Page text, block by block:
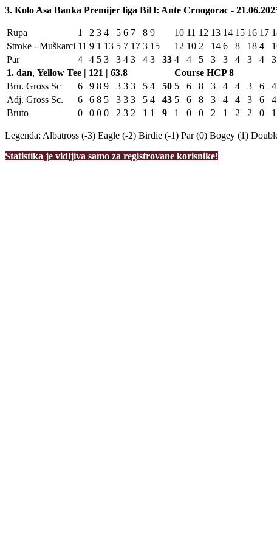
3. Kolo Asa Banka Premijer liga BiH: Ante Crnogorac -
Rupa 1 2 3 4 5 6 7 8 9 10 11 12 13 14 15 16 17
Stroke - Muškarci 11 9 1 13 5 7 17 3 15 12 10 2 14 6 8 18 4
Par
4 4 5 3 3 4 3 4 3 33 4 4 5 3 3 4 3 4 3
1. dan, Yellow Tee | 121 | 63.8 Course HCP8
Bru. Gross Sc
6 9 8 9 3 3 3 5 4 50 5 6 8 3 4 4 3 6 4
Adj. Gross Sc.
6 6 8 5 3 3 3 5 4 43 5 6 8 3 4 4 3 6 4
Bruto
0 0 0 0 2 3 2 1 1 9 1 0 0 2 1 2 2 0 1
Legenda: Albatross (-3) Eagle (-2) Birdie (-1) Par (0) Bogey (1)
Statistika je vidljiva samo za registrovane korisnike!